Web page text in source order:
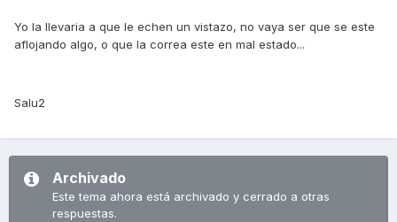
Yo la llevaria a que le echen un vistazo, no vaya ser que se este
aflojando algo, o que la correa este en mal estado...
Salu2
Archivado
Este tema ahora está archivado y cerrado a otras
respuestas.